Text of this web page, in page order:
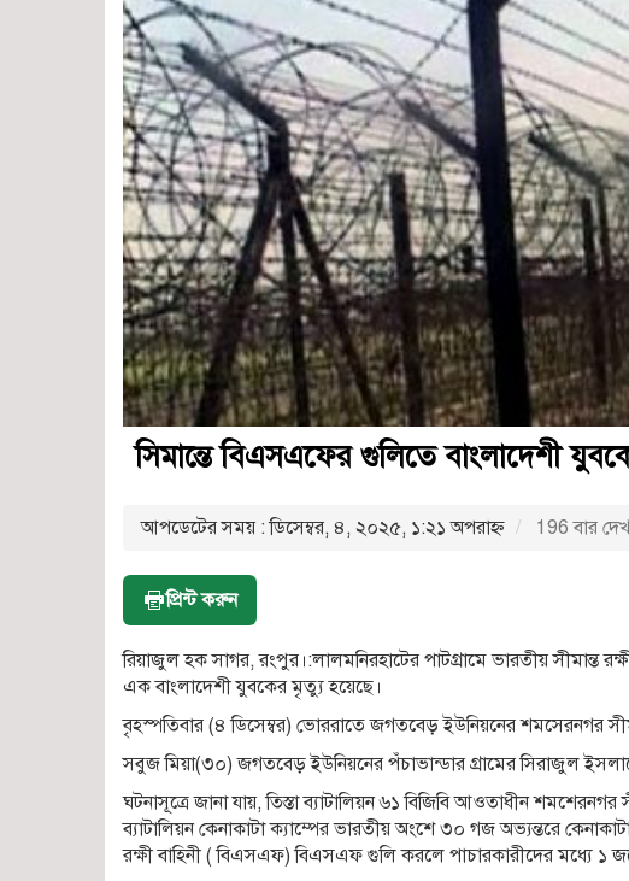
সিমান্তে বিএসএফের গুলিতে বাংলাদেশী
আপডেটের সময় : ডিসেম্বর, ৪, ২০২৫, ১:২১ অপরাহ্ণ 196 বার
প্রিন্ট করুন
রিয়াজুল হক সাগর, রংপুর।:লালমনিরহাটের পাটগ্রামে ভারতীয় সীমান্ত
এক বাংলাদেশী যুবকের মৃত্যু হয়েছে।
বৃহস্পতিবার (৪ ডিসেম্বর) ভোররাতে জগতবেড় ইউনিয়নের শমসেরনগর
সবুজ মিয়া(৩০) জগতবেড় ইউনিয়নের পঁচাভান্ডার গ্রামের সিরাজুল
ঘটনাসূত্রে জানা যায়, তিস্তা ব্যাটালিয়ন ৬১ বিজিবি আওতাধীন
ব্যাটালিয়ন কেনাকাটা ক্যাম্পের ভারতীয় অংশে ৩০ গজ অভ্যন্তরে
রক্ষী বাহিনী ( বিএসএফ) বিএসএফ গুলি করলে পাচারকারীদের মধ্যে ১